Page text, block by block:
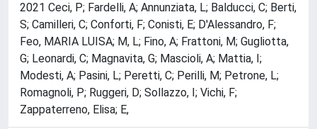
2021 Ceci, P; Fardelli, A; Annunziata, L; Balducci, C; Berti,
S; Camilleri, C; Conforti, F; Conisti, E; D'Alessandro, F;
Feo, MARIA LUISA; M, L; Fino, A; Frattoni, M; Gugliotta,
G; Leonardi, C; Magnavita, G; Mascioli, A; Mattia, I;
Modesti, A; Pasini, L; Peretti, C; Perilli, M; Petrone, L;
Romagnoli, P; Ruggeri, D; Sollazzo, I; Vichi, F;
Zappaterreno, Elisa; E,